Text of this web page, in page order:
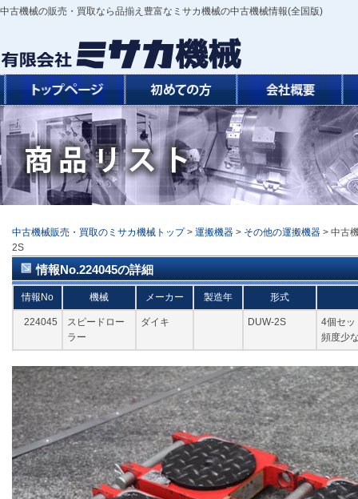
中古機械の販売・買取なら品揃え豊富なミサカ機械の中古機械情報(全国版)
中古機械販売・買取のミサカ機械トップ > 運搬機器 > その他の運搬機器 > 中古
2S
情報No.224045の詳細
情報No 機械 メーカー 製造年 形式
224045
スピードロー
ラー
ダイキ DUW-2S
4個セッ
頻度少